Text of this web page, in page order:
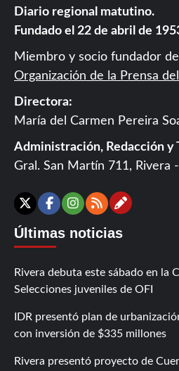
Diario regional matutino.
Fundado el 22 de abril de
Miembro y socio fundador
Organización de la Prensa
Directora:
María del Carmen Pereira
Administración, Redacción y
Gral. San Martín 711, Rivera
X Facebook
Instagram
RSS
Últimas noticias
Rivera debuta este sábado en la
Selecciones juveniles de OFI
IDR presentó plan de
con inversión de $335 millones
Rivera presentó proyecto de